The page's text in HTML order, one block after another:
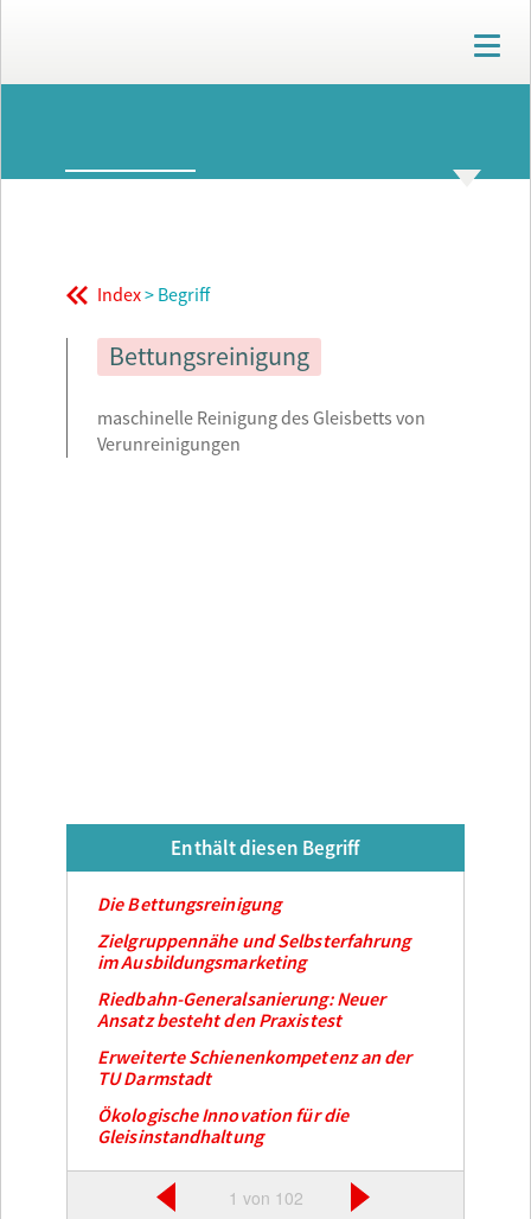
T
o
g
n
GLOSSAR
Index> Begriff
Bettungsreinigung
maschinelle Reinigung des Gleisbetts von
Verunreinigungen
Enthält diesen Begriff
Die Bettungsreinigung
Zielgruppennähe und Selbsterfahrung
im Ausbildungsmarketing
Riedbahn-Generalsanierung: Neuer
Ansatz besteht den Praxistest
Erweiterte Schienenkompetenz an der
TU Darmstadt
Ökologische Innovation für die
Gleisinstandhaltung
1 von 102